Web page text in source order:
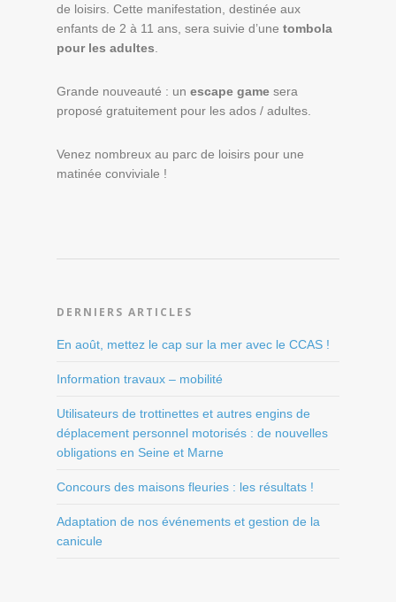
de loisirs. Cette manifestation, destinée aux
enfants de 2 à 11 ans, sera suivie d’une tombola
pour les adultes
Grande nouveauté : un escape game sera
proposé gratuitement pour les ados / adultes.
Venez nombreux au parc de loisirs pour une
matinée conviviale !
DERNIERS ARTICLES
En août, mettez le cap sur la mer avec le CCAS !
Information travaux – mobilité
Utilisateurs de trottinettes et autres engins de
déplacement personnel motorisés : de nouvelles
obligations en Seine et Marne
Concours des maisons fleuries : les résultats !
Adaptation de nos événements et gestion de la
canicule